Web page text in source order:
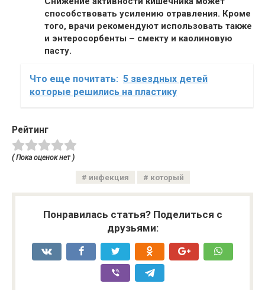
способствовать усилению отравления. Кроме
того, врачи рекомендуют использовать также
и энтеросорбенты – смекту и каолиновую
пасту.
Что еще почитать: 5 звездных детей
которые решились на пластику
Рейтинг
( Пока оценок нет )
инфекция который
Понравилась статья? Поделиться с
друзьями: